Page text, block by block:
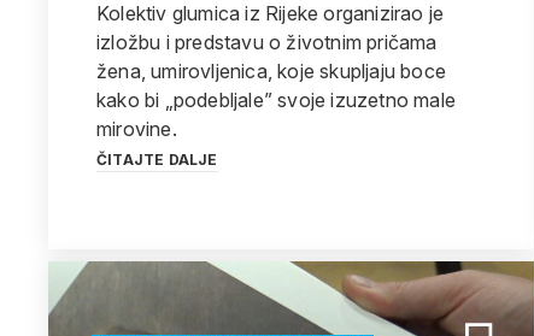
Kolektiv glumica iz Rijeke organizirao je
izložbu i predstavu o životnim pričama
žena, umirovljenica, koje skupljaju boce
kako bi „podebljale” svoje izuzetno male
mirovine.
ČITAJTE DALJE